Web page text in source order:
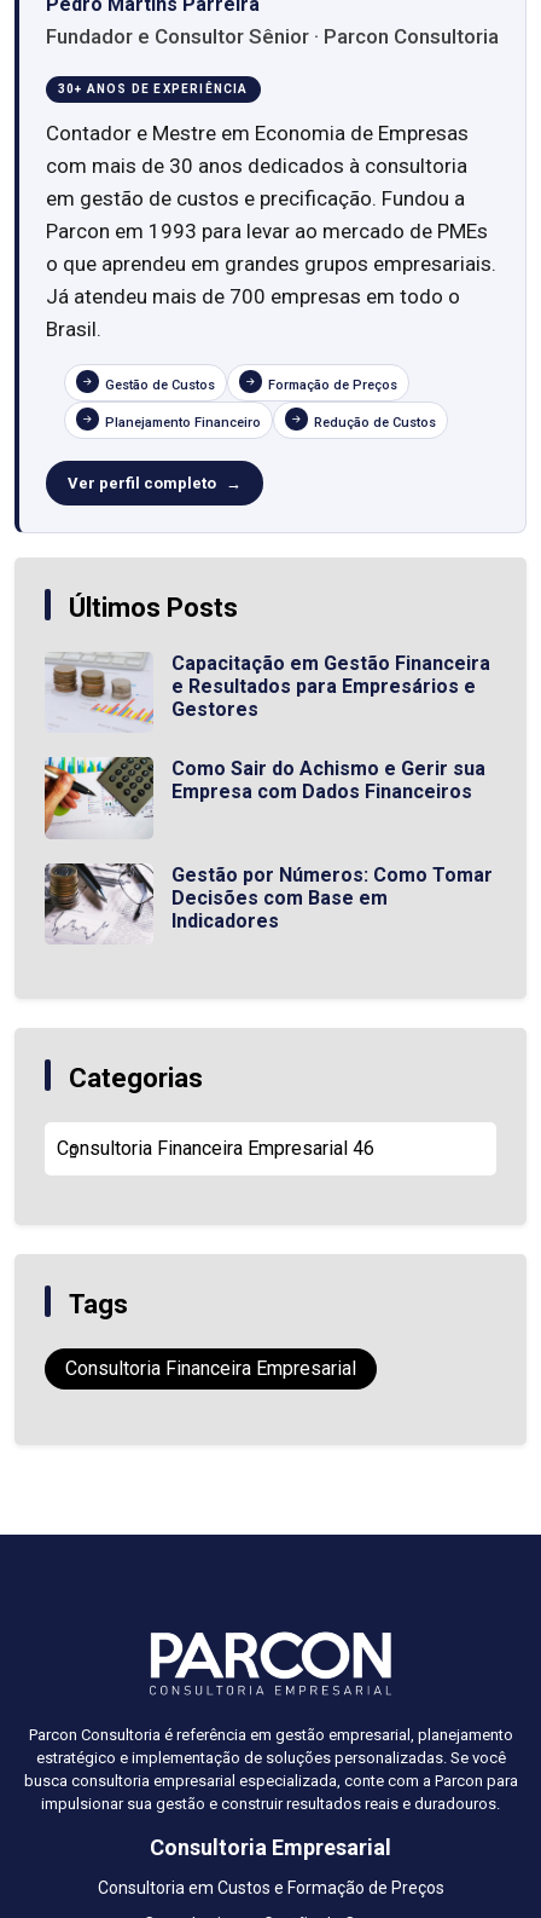
Fundador e Consultor Sênior · Parcon Consultoria
30+ ANOS DE EXPERIÊNCIA
Contador e Mestre em Economia de Empresas
com mais de 30 anos dedicados à consultoria
em gestão de custos e precificação. Fundou a
Parcon em 1993 para levar ao mercado de PMEs
o que aprendeu em grandes grupos empresariais.
Já atendeu mais de 700 empresas em todo o
Brasil.
Gestão de Custos Formação de Preços
Planejamento Financeiro Redução de Custos
Ver perfil completo
Últimos Posts
Capacitação em Gestão Financeira
e Resultados para Empresários e
Gestores
Como Sair do Achismo e Gerir sua
Empresa com Dados Financeiros
Gestão por Números: Como Tomar
Decisões com Base em
Indicadores
Categorias
Consultoria Financeira Empresarial 46
Tags
Consultoria Financeira Empresarial
Parcon Consultoria é referência em gestão empresarial, planejamento
estratégico e implementação de soluções personalizadas. Se você
busca consultoria empresarial especializada, conte com a Parcon para
impulsionar sua gestão e construir resultados reais e duradouros.
Consultoria Empresarial
Consultoria em Custos e Formação de Preços